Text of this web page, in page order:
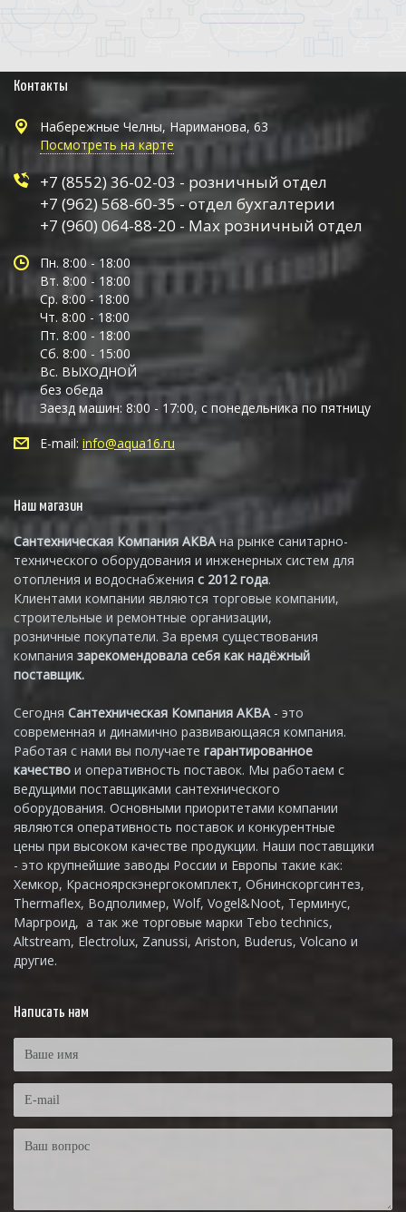
Контакты
Набережные Челны, Нариманова, 63
Посмотреть на карте
+7 (8552) 36-02-03 - розничный отдел
+7 (962) 568-60-35 - отдел бухгалтерии
+7 (960) 064-88-20 - Max розничный отдел
Пн. 8:00 - 18:00
Вт. 8:00 - 18:00
Ср. 8:00 - 18:00
Чт. 8:00 - 18:00
Пт. 8:00 - 18:00
Сб. 8:00 - 15:00
Вс. ВЫХОДНОЙ
без обеда
Заезд машин: 8:00 - 17:00, с понедельника по пятницу
E-mail: info@aqua16.ru
Наш магазин
Сантехническая Компания АКВАна рынке санитарно-
технического оборудования и инженерных систем для
отопления и водоснабжения с 2012 года.
Клиентами компании являются торговые компании,
строительные и ремонтные организации,
розничные покупатели. За время существования
компания зарекомендовала себя как надёжный
поставщик.
Сегодня Сантехническая Компания АКВА - это
современная и динамично развивающаяся компания.
Работая с нами вы получаете гарантированное
качество и оперативность поставок. Мы работаем с
ведущими поставщиками сантехнического
оборудования. Основными приоритетами компании
являются оперативность поставок и конкурентные
цены при высоком качестве продукции. Наши поставщики
- это крупнейшие заводы России и Европы такие как:
Хемкор, Красноярскэнергокомплект, Обнинскоргсинтез,
Thermaflex, Водполимер, Wolf, Vogel&Noot, Терминус,
Маргроид, а так же торговые марки Tebo technics,
Altstream, Electrolux, Zanussi, Ariston, Buderus, Volcano и
другие.
Написать нам